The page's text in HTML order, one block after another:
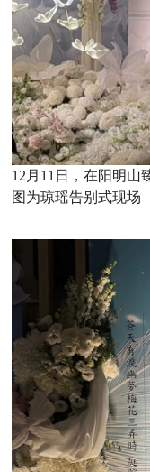
12月11日，在阳明山
图为琼瑶告别式现场